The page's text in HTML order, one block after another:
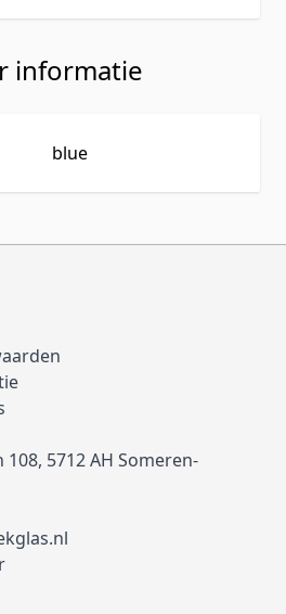
informatie
blue
5712 AH Someren-